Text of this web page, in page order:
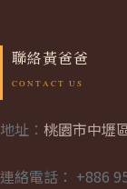
聯絡黃爸爸
地址： 桃園市中壢
連絡電話： +886